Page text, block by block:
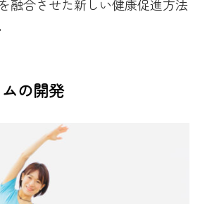
融合させた新しい健康促進方法
の開発